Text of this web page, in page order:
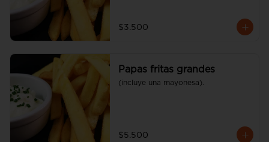
$3.500
Papas fritas grandes
(incluye una mayonesa).
$5.500